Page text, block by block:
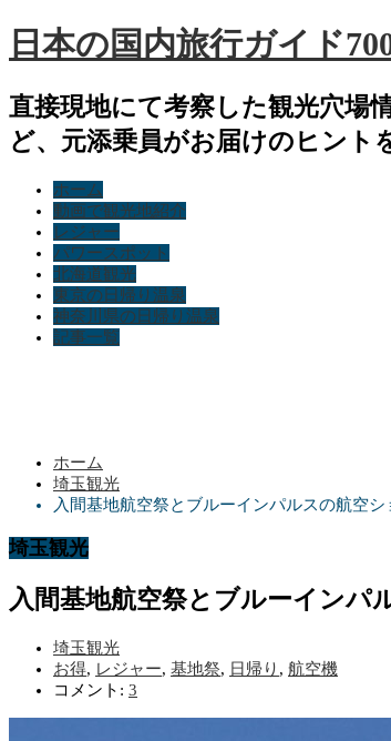
日本の国内旅行ガイド
直接現地にて考察した観光穴場
ど、元添乗員がお届けのヒント
ホーム
動画で観光地紹介
レジャー
パワースポット
北海道観光
東京の日帰り温泉
神奈川県の日帰り温泉
記事一覧
ホーム
埼玉観光
入間基地航空祭とブルーインパルスの航空
埼玉観光
入間基地航空祭とブルーインパ
埼玉観光
お得, レジャー, 基地祭, 日帰り , 航空機
コメント: 3